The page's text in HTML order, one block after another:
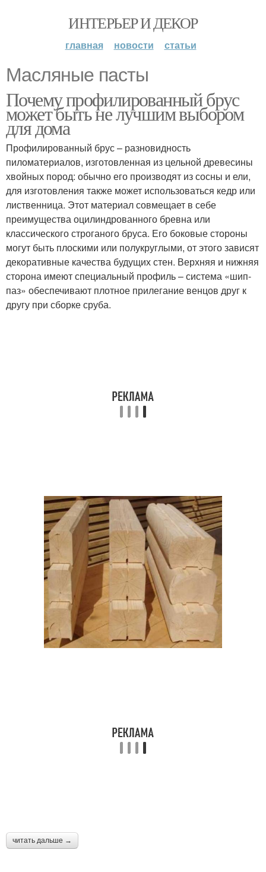
ИНТЕРЬЕР И ДЕКОР
главная новости статьи
Масляные пасты
Почему профилированный брус
может быть не лучшим выбором
для дома
Профилированный брус – разновидность
пиломатериалов, изготовленная из цельной древесины
хвойных пород: обычно его производят из сосны и ели,
для изготовления также может использоваться кедр или
лиственница. Этот материал совмещает в себе
преимущества оцилиндрованного бревна или
классического строганого бруса. Его боковые стороны
могут быть плоскими или полукруглыми, от этого зависят
декоративные качества будущих стен. Верхняя и нижняя
сторона имеют специальный профиль – система «шип-
паз» обеспечивают плотное прилегание венцов друг к
другу при сборке сруба.
читать дальше →